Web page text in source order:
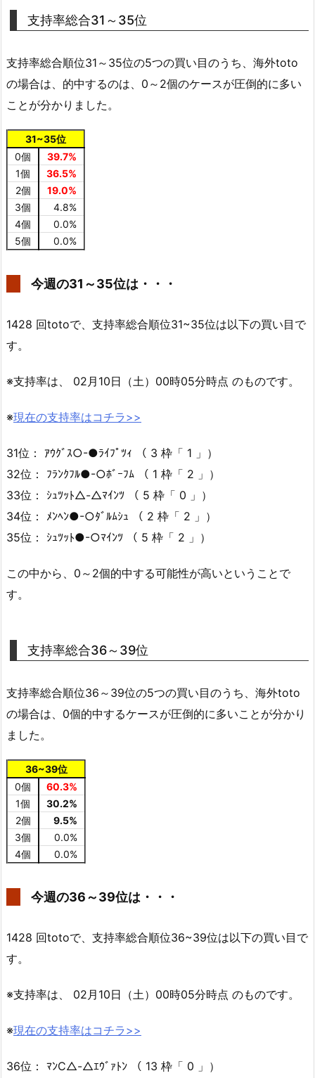
支持率総合31～35位
支持率総合順位31～35位の5つの買い目のうち、海外toto
の場合は、的中するのは、0～2個のケースが圧倒的に多い
ことが分かりました。
31~35位
0個
39.7%
1個
36.5%
2個
19.0%
3個
4.8%
4個
0.0%
5個
0.0%
今週の31～35位は・・・
1428 回totoで、支持率総合順位31~35位は以下の買い目で
す。
※支持率は、 02月10日（土）00時05分時点 のものです。
※現在の支持率はコチラ>>
31位： ｱｳｸﾞｽ○-●ﾗｲﾌﾟﾂｨ （ 3 枠「 1 」）
32位： ﾌﾗﾝｸﾌﾙ●-○ﾎﾞｰﾌﾑ （ 1 枠「 2 」）
33位： ｼｭﾂｯﾄ△-△ﾏｲﾝﾂ （ 5 枠「 0 」）
34位： ﾒﾝﾍﾝ●-○ﾀﾞﾙﾑｼｭ （ 2 枠「 2 」）
35位： ｼｭﾂｯﾄ●-○ﾏｲﾝﾂ （ 5 枠「 2 」）
この中から、0～2個的中する可能性が高いということで
す。
支持率総合36～39位
支持率総合順位36～39位の5つの買い目のうち、海外toto
の場合は、0個的中するケースが圧倒的に多いことが分かり
ました。
36~39位
0個
60.3%
1個
30.2%
2個
9.5%
3個
0.0%
4個
0.0%
今週の36～39位は・・・
1428 回totoで、支持率総合順位36~39位は以下の買い目で
す。
※支持率は、 02月10日（土）00時05分時点 のものです。
※現在の支持率はコチラ>>
36位： ﾏﾝC△-△ｴｳﾞｧﾄﾝ （ 13 枠「 0 」）